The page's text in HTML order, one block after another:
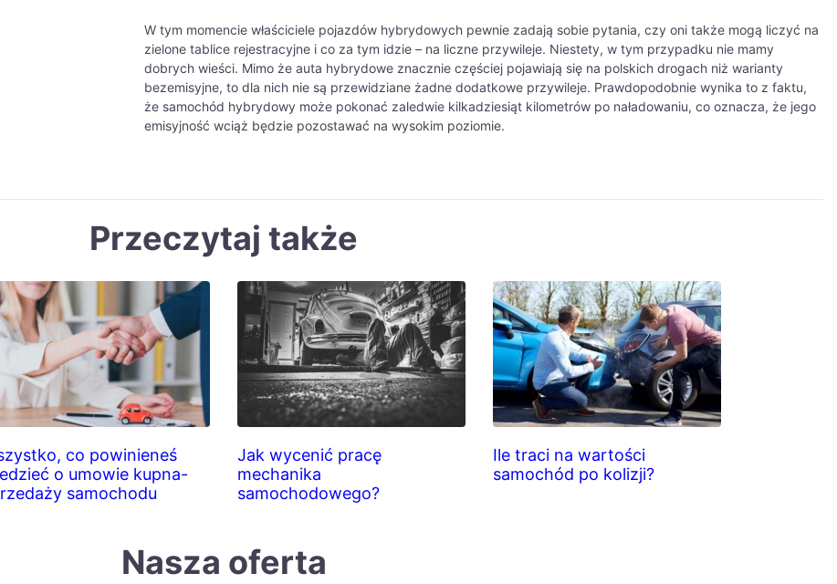
W tym momencie właściciele pojazdów hybrydowych pewnie zadają sobie pytania, czy oni także mogą liczyć na
zielone tablice rejestracyjne i co za tym idzie – na liczne przywileje. Niestety, w tym przypadku nie mamy
dobrych wieści. Mimo że auta hybrydowe znacznie częściej pojawiają się na polskich drogach niż warianty
bezemisyjne, to dla nich nie są przewidziane żadne dodatkowe przywileje. Prawdopodobnie wynika to z faktu,
że samochód hybrydowy może pokonać zaledwie kilkadziesiąt kilometrów po naładowaniu, co oznacza, że jego
emisyjność wciąż będzie pozostawać na wysokim poziomie.
Przeczytaj także
co powinieneś
o umowie kupna-
samochodu
Jak wycenić pracę
mechanika
samochodowego?
Ile traci na wartości
samochód po kolizji?
Nasza oferta